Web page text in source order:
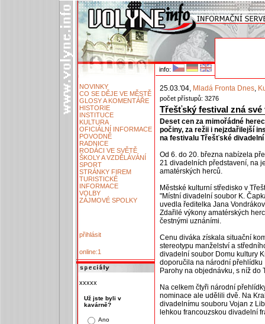
info:
NOVINKY
CO SE DĚJE VE MĚSTĚ
GLOSY A KOMENTÁŘE
HISTORIE
INSTITUCE
KULTURA
OFICIÁLNÍ INFORMACE
POVODNĚ
RADNICE
RODÁCI VE SVĚTĚ
ŠKOLY A VZDĚLÁVÁNÍ
SPORT
STRÁNKY FIREM
TURISTICKÉ
INFORMACE
VOLBY
ZÁJMOVÉ SPOLKY
přihlásit
online:1
xxxxx
Už jste byli v
kavárně?
Ano
25.03.'04, Mladá Fronta Dnes,
počet přístupů: 3276
Třešťský festival zná své
Deset cen za mimořádné
počiny, za režii i nejzdařilejší
na festivalu Třešťské divadelní
Od 6. do 20. března nabízela
21 divadelních představení, na
amatérských herců.
Městské kulturní středisko v
"Místní divadelní soubor K.
uvedla ředitelka Jana
Zdařilé výkony amatérských
čestnými uznáními.
Cenu diváka získala situační
stereotypu manželství a
divadelní soubor Domu kultury
doporučila na národní
Parohy na objednávku, s níž do
Na celkem čtyři národní
nominace ale udělili dvě. Na
divadelnímu souboru Vojan z
lehkou francouzskou divadelní